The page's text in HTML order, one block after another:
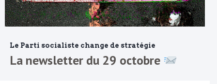
Le Parti socialiste change de stratégie
La newsletter du 29 octobre